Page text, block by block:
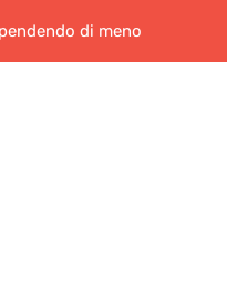
di meno